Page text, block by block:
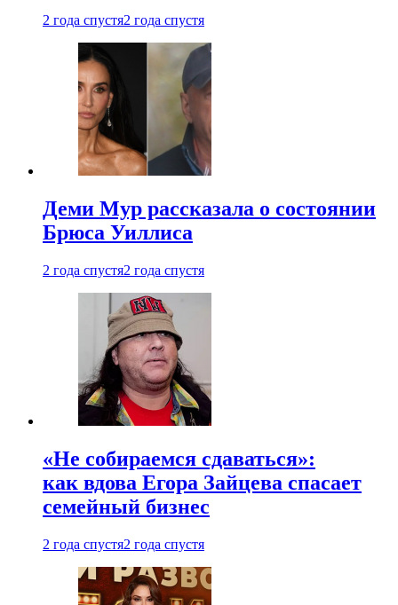
2 года спустя2 года спустя
Деми Мур рассказала о состоянии
Брюса Уиллиса
2 года спустя2 года спустя
«Не собираемся сдаваться»:
как вдова Егора Зайцева спасает
семейный бизнес
2 года спустя2 года спустя